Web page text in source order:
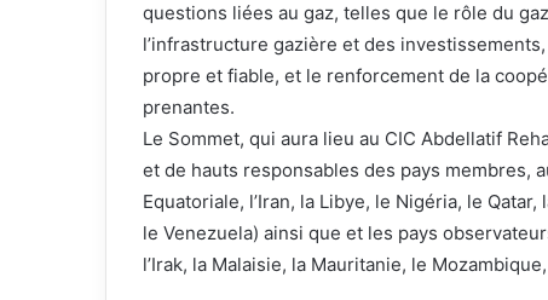
questions liées au gaz, telles que le rôle du
l’infrastructure gazière et des
propre et fiable, et le renforcement de la
prenantes.
Le Sommet, qui aura lieu au CIC Abdellatif
et de hauts responsables des pays membres,
Equatoriale, l’Iran, la Libye, le Nigéria, le
le Venezuela) ainsi que et les pays
l’Irak, la Malaisie, la Mauritanie, le